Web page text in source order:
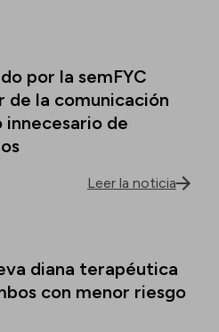
por la semFYC
de la comunicación
innecesario de
Leer la noticia
diana terapéutica
con menor riesgo